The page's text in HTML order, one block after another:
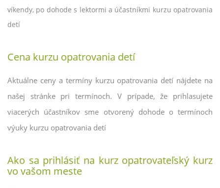
víkendy, po dohode s lektormi a účastníkmi kurzu opatrovania
detí
Cena kurzu opatrovania detí
Aktuálne ceny a termíny kurzu opatrovania detí nájdete na
našej stránke pri termínoch. V prípade, že prihlasujete
viacerých účastníkov sme otvorený dohode o termínoch
výuky kurzu opatrovania detí
Ako sa prihlásiť na kurz opatrovateľský kurz
vo vašom meste